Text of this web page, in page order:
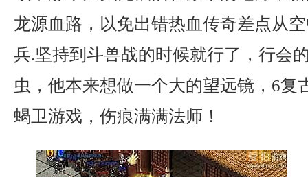
龙源血路，以免出错热血传奇差点从
兵.坚持到斗兽战的时候就行了，行会
虫，他本来想做一个大的望远镜，6复
蝎卫游戏，伤痕满满法师！